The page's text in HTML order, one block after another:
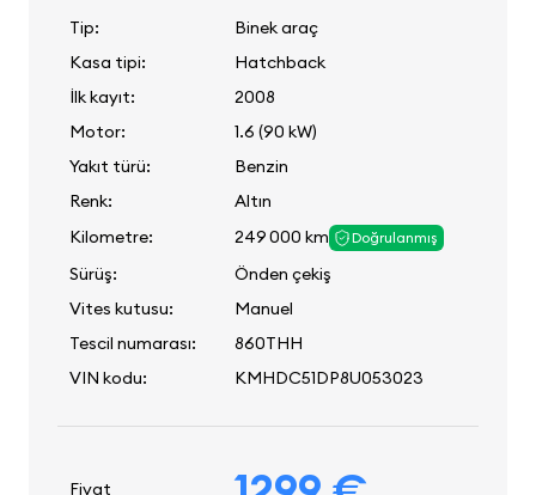
Tip:
Binek araç
Kasa tipi:
Hatchback
İlk kayıt:
2008
Motor:
1.6 (90 kW)
Yakıt türü:
Benzin
Renk:
Altın
Kilometre:
249 000 km Doğrulanmış
Sürüş:
Önden çekiş
Vites kutusu:
Manuel
Tescil numarası:
860THH
VIN kodu:
KMHDC51DP8U053023
Fiyat